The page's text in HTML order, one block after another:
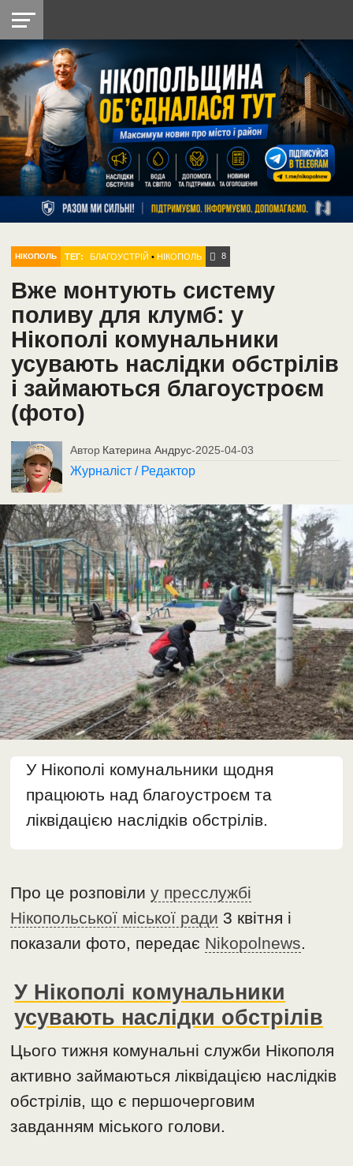
НІКОПОЛЬ
РАЙОН
СІЧЕСЛАВСЬКА
УКРАЇНА
РЕТРО
НІКОПОЛЬ
ЛАЙТ
УКРАЇНА
ДОПОМОГА
РАДІО
НІКОПОЛЬ ТЕГ: БЛАГОУСТРІЙ •НІКОПОЛЬ 8
Вже монтують систему
поливу для клумб: у
Нікополі комунальники
усувають наслідки обстрілів
і займаються благоустроєм
(фото)
Автор Катерина Андрус-2025-04-03
Журналіст / Редактор
У Нікополі комунальники щодня
працюють над благоустроєм та
ліквідацією наслідків обстрілів.
Про це розповілиу пресслужбі
Нікопольської міської ради 3 квітня і
показали фото, передає Nikopolnews.
У Нікополі комунальники
усувають наслідки обстрілів
Цього тижня комунальні служби Нікополя
активно займаються ліквідацією наслідків
обстрілів, що є першочерговим
завданням міського голови.